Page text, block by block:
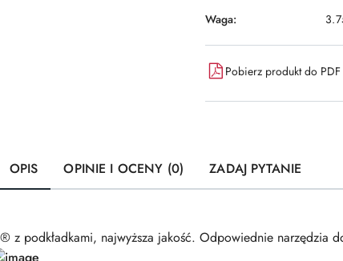
Waga:
Pobierz produkt do PDF
OPIS OPINIE I OCENY (0) ZADAJ PYTANIE
z podkładkami, najwyższa jakość. Odpowiednie narzędzia